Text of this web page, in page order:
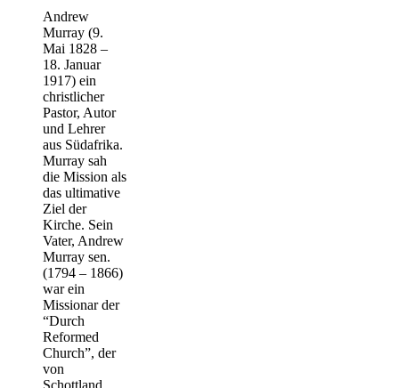
Andrew
Murray (9.
Mai 1828 –
18. Januar
1917) ein
christlicher
Pastor, Autor
und Lehrer
aus Südafrika.
Murray sah
die Mission als
das ultimative
Ziel der
Kirche. Sein
Vater, Andrew
Murray sen.
(1794 – 1866)
war ein
Missionar der
“Durch
Reformed
Church”, der
von